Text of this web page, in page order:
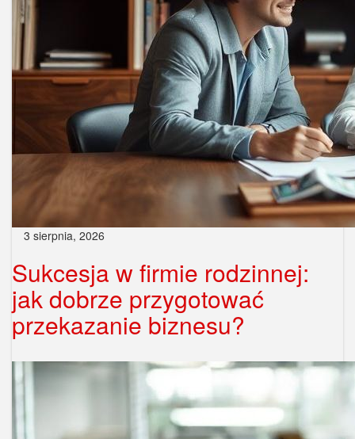
3 sierpnia, 2026
Sukcesja w firmie rodzinnej:
jak dobrze przygotować
przekazanie biznesu?